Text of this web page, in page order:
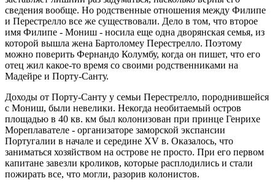
сведения вообще. Но родственные отношения между Филипе
и Перестрелло все же существовали. Дело в том, что второе
имя Филипе - Мониш - носила еще одна дворянская семья, из
которой вышла жена Бартоломеу Перестрелло. Поэтому
можно поверить Фернандо Колумбу, когда он пишет, что его
отец жил какое-то время со своими родственниками на
Мадейре и Порту-Санту.
Доходы от Порту-Санту у семьи Перестрелло, породнившейся
с Мониш, были невелики. Некогда необитаемый остров
площадью в 40 кв. км был колонизован при принце Генрихе
Мореплавателе - организаторе заморской экспансии
Португалии в начале и середине XV в. Оказалось, что
заниматься хозяйством на острове не просто. При его первом
капитане завезли кроликов, которые расплодились и стали
пожирать все, что могли, разорив колонистов.